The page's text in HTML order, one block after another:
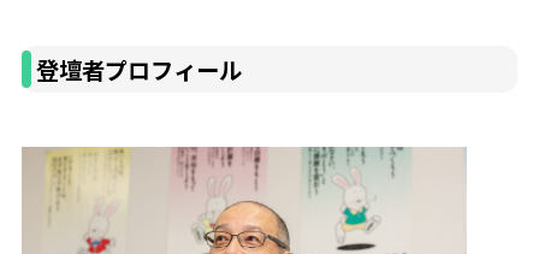
登壇者プロフィール